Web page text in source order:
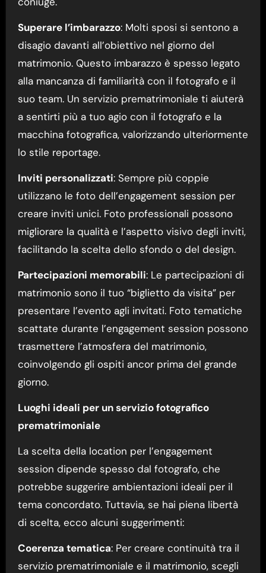
Superare l’imbarazzo: Molti sposi si sentono a
disagio davanti all’obiettivo nel giorno del
matrimonio. Questo imbarazzo è spesso legato
alla mancanza di familiarità con il fotografo e il
suo team. Un servizio prematrimoniale ti aiuterà
a sentirti più a tuo agio con il fotografo e la
macchina fotografica, valorizzando ulteriormente
lo stile reportage.
Inviti personalizzati: Sempre più coppie
utilizzano le foto dell’engagement session per
creare inviti unici. Foto professionali possono
migliorare la qualità e l’aspetto visivo degli inviti,
facilitando la scelta dello sfondo o del design.
Partecipazioni memorabili: Le partecipazioni di
matrimonio sono il tuo “biglietto da visita” per
presentare l’evento agli invitati. Foto tematiche
scattate durante l’engagement session possono
trasmettere l’atmosfera del matrimonio,
coinvolgendo gli ospiti ancor prima del grande
giorno.
Luoghi ideali per un servizio fotografico
prematrimoniale
La scelta della location per l’engagement
session dipende spesso dal fotografo, che
potrebbe suggerire ambientazioni ideali per il
tema concordato. Tuttavia, se hai piena libertà
di scelta, ecco alcuni suggerimenti:
Coerenza tematica: Per creare continuità tra il
servizio prematrimoniale e il matrimonio, scegli